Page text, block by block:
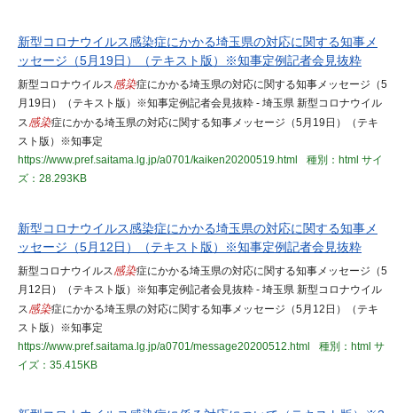
新型コロナウイルス感染症にかかる埼玉県の対応に関する知事メ
ッセージ（5月19日）（テキスト版）※知事定例記者会見抜粋
新型コロナウイルス感染症にかかる埼玉県の対応に関する知事メッセージ（5
月19日）（テキスト版）※知事定例記者会見抜粋 - 埼玉県 新型コロナウイル
ス感染症にかかる埼玉県の対応に関する知事メッセージ（5月19日）（テキ
スト版）※知事定
https://www.pref.saitama.lg.jp/a0701/kaiken20200519.html
種別：html サイ
ズ：28.293KB
新型コロナウイルス感染症にかかる埼玉県の対応に関する知事メ
ッセージ（5月12日）（テキスト版）※知事定例記者会見抜粋
新型コロナウイルス感染症にかかる埼玉県の対応に関する知事メッセージ（5
月12日）（テキスト版）※知事定例記者会見抜粋 - 埼玉県 新型コロナウイル
ス感染症にかかる埼玉県の対応に関する知事メッセージ（5月12日）（テキ
スト版）※知事定
https://www.pref.saitama.lg.jp/a0701/message20200512.html
種別：html サ
イズ：35.415KB